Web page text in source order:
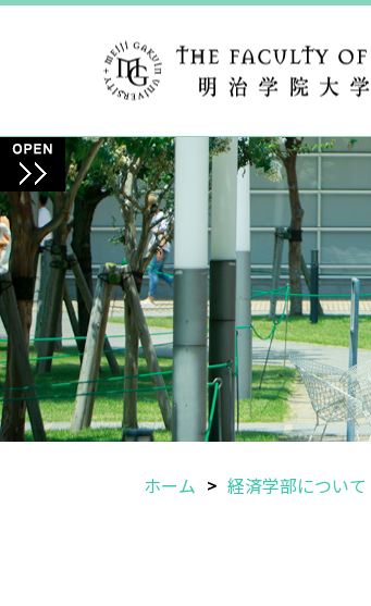
ホーム 経済学部について